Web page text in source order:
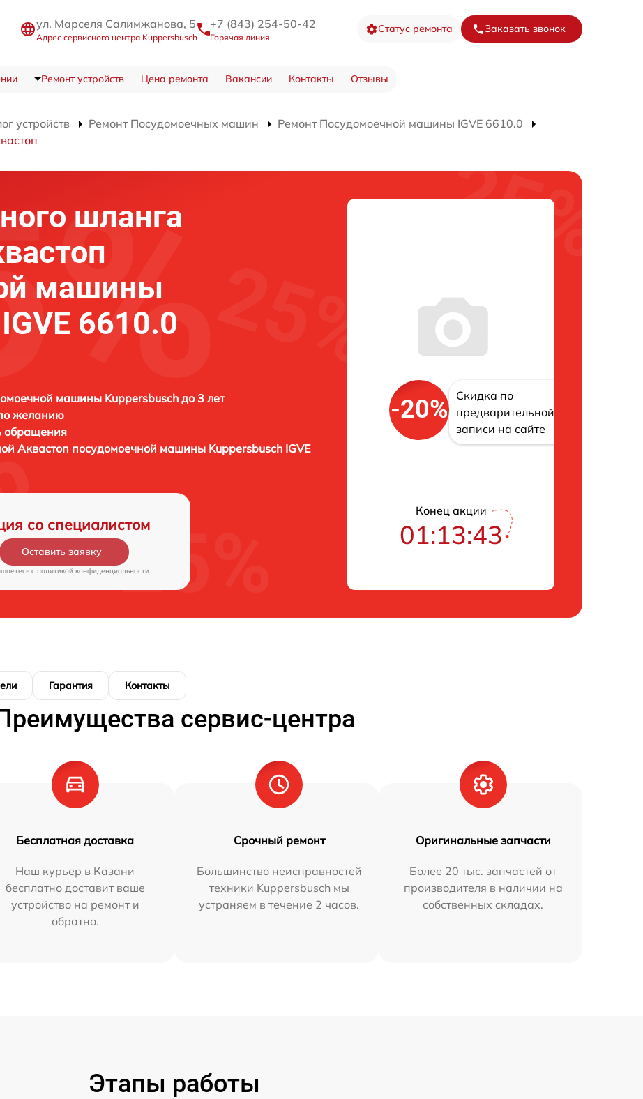
ул. Марселя Салимжанова, 5
Адрес сервисного центра Kuppersbusch
+7 (843) 254-50-42
Горячая линия
Статус ремонта Заказать звонок
Ремонт устройств Цена ремонта Вакансии Контакты Отзывы
устройств Ремонт Посудомоечных машин
Ремонт Посудомоечной машины IGVE 6610.0
шланга
машины
6610.0
машины Kuppersbusch до 3 лет
желанию
обращения
Аквастоп посудомоечной машины Kuppersbusch IGVE
со специалистом
Оставить заявку
c политикой конфиденциальности
-20%
Скидка по
предварительной
записи на сайте
Конец акции
01:13:42
Гарантия Контакты
сервис-центра
Бесплатная доставка
Наш курьер в Казани
бесплатно доставит ваше
устройство на ремонт и
обратно.
Срочный ремонт
Большинство неисправностей
техники Kuppersbusch мы
устраняем в течение 2 часов.
Оригинальные запчасти
Более 20 тыс. запчастей от
производителя в наличии на
собственных складах.
Этапы работы